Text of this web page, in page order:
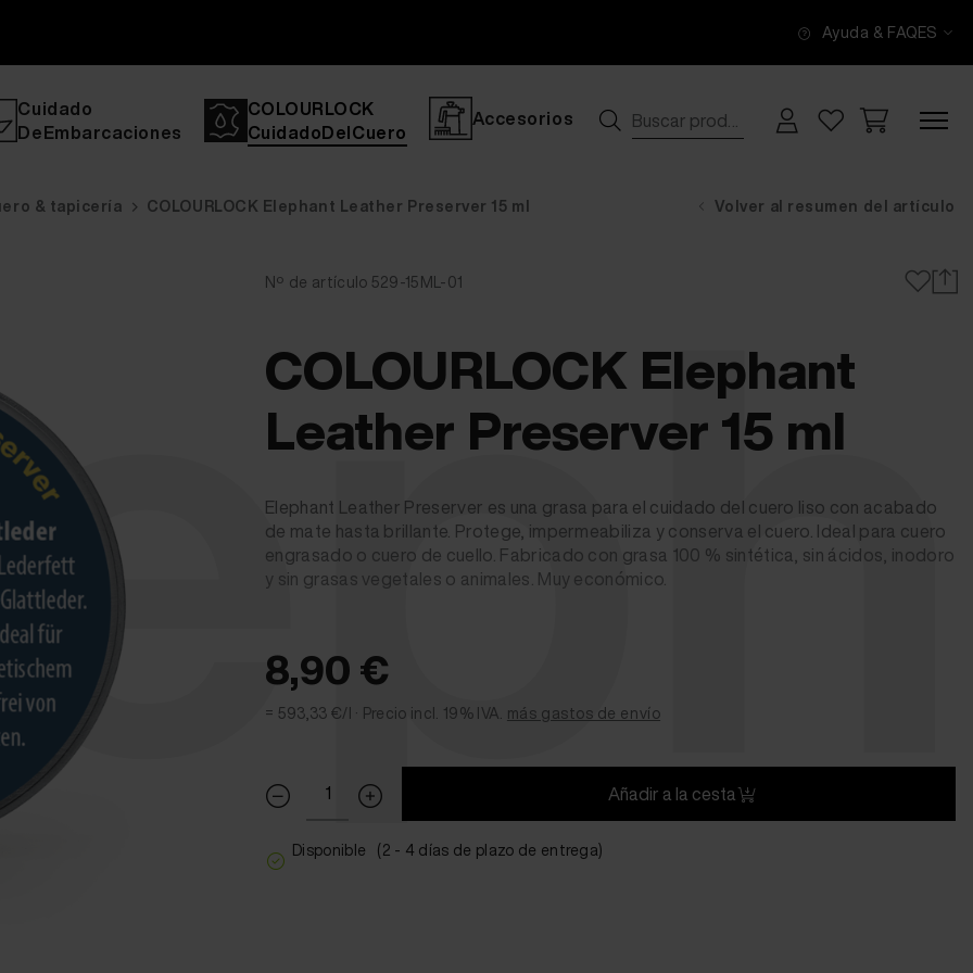
Ayuda & FAQES
Cuidado
DeEmbarcaciones
COLOURLOCK
CuidadoDelCuero
Accesorios
& tapicería COLOURLOCK Elephant Leather Preserver 15 ml Volver al resumen del artículo
Nº de artículo 529-15ML-01
COLOURLOCK Elephant
Leather Preserver 15 ml
Elephant Leather Preserver es una grasa para el cuidado del cuero liso con acabado
de mate hasta brillante. Protege, impermeabiliza y conserva el cuero. Ideal para cuero
engrasado o cuero de cuello. Fabricado con grasa 100 % sintética, sin ácidos, inodoro
y sin grasas vegetales o animales. Muy económico.
8,90 €
= 593,33 €/l · Precio incl. 19% IVA. más gastos de envío
Añadir a la cesta
Disponible (2 - 4 días de plazo de entrega)